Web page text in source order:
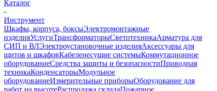
Каталог
-
Инструмент
Шкафы, корпуса, боксыЭлектромонтажные
изделияУслугиТрансформаторыСветотехникаАрматура для
СИП и ВЛЭлектроустановочные изделияАксессуары для
щитов и шкафовКабеленесущие системыКоммутационное
оборудованиеСредства защиты и безопасностиПриводная
техникаКонденсаторыМодульное
оборудованиеИзмерительные приборыОборудование для
работ на высотеРаспродажа складаПожарное